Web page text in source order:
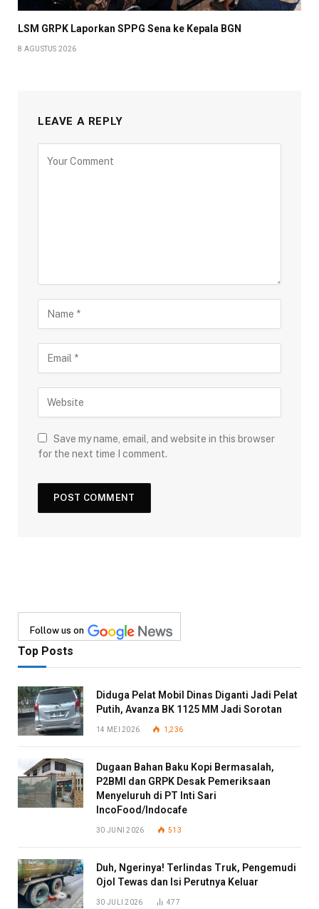
LSM GRPK Laporkan SPPG Sena ke Kepala BGN
8 AGUSTUS 2026
LEAVE A REPLY
Save my name, email, and website in this browser
for the next time I comment.
Follow us on
Top Posts
Diduga Pelat Mobil Dinas Diganti Jadi Pelat
Putih, Avanza BK 1125 MM Jadi Sorotan
14 MEI 2026 1,236
Dugaan Bahan Baku Kopi Bermasalah,
P2BMI dan GRPK Desak Pemeriksaan
Menyeluruh di PT Inti Sari
IncoFood/Indocafe
30 JUNI 2026 513
Duh, Ngerinya! Terlindas Truk, Pengemudi
Ojol Tewas dan Isi Perutnya Keluar
30 JULI 2026 477